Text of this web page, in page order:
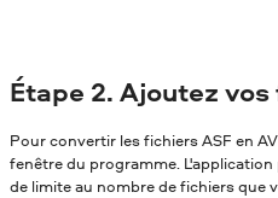
Étape 2. Ajoutez
Pour convertir les fichiers ASF en
fenêtre du programme.
de limite au nombre de fichiers que